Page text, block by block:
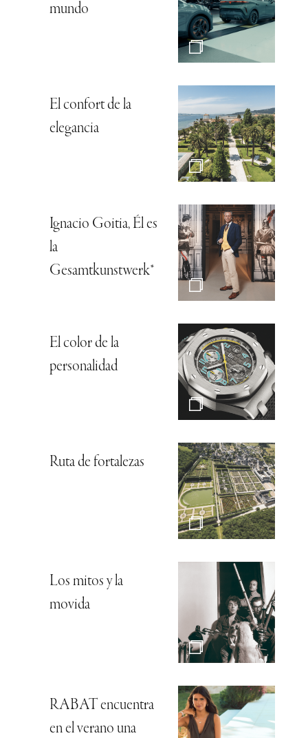
mundo
El confort de la
elegancia
Ignacio Goitia, Él es
la
Gesamtkunstwerk*
El color de la
personalidad
Ruta de fortalezas
Los mitos y la
movida
RABAT encuentra
en el verano una